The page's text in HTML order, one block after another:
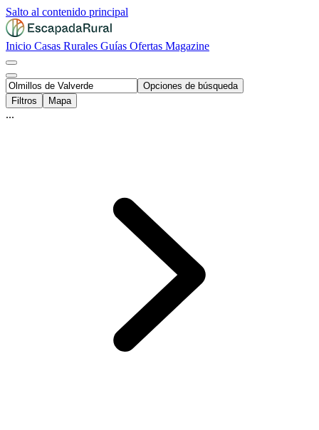
Salto al contenido principal
Inicio Casas Rurales Guías Ofertas Magazine
Opciones de búsqueda
Filtros
Mapa
...